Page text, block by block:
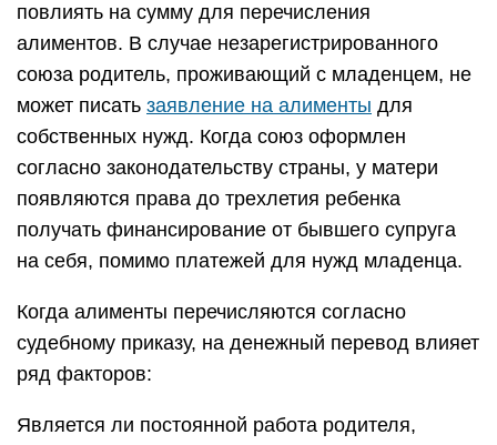
повлиять на сумму для перечисления
алиментов. В случае незарегистрированного
союза родитель, проживающий с младенцем, не
может писать заявление на алименты для
собственных нужд. Когда союз оформлен
согласно законодательству страны, у матери
появляются права до трехлетия ребенка
получать финансирование от бывшего супруга
на себя, помимо платежей для нужд младенца.
Когда алименты перечисляются согласно
судебному приказу, на денежный перевод влияет
ряд факторов:
Является ли постоянной работа родителя,